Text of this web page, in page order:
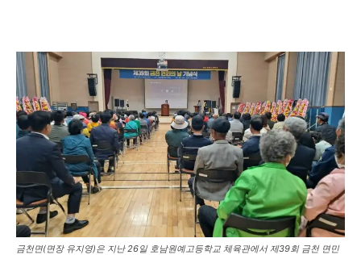
금천면(면장 유지영)은 지난 26일 호남원예고등학교 체육관에서 제39회 금천 면민